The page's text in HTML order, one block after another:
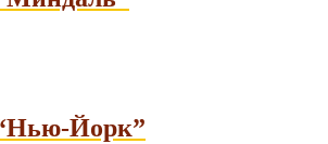
Йорк”